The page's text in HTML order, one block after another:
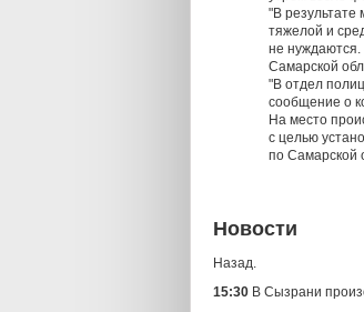
"В результате
тяжелой и
не нуждаются.
Самарской
"В отдел
сообщение о
На место
с целью
по Самарской
Новости
Назад.
15:30 В Сызрани